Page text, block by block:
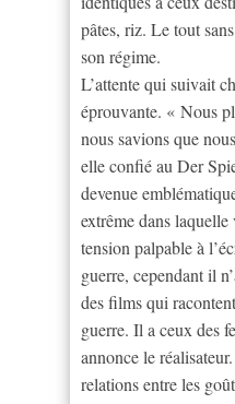
pâtes, riz. Le tout
son régime.
L’attente qui suivait
éprouvante. « Nous
nous savions que
elle confié au Der
devenue
extrême dans
tension palpable à
guerre, cependant il
des films qui
guerre. Il a ceux des
annonce le
relations entre les